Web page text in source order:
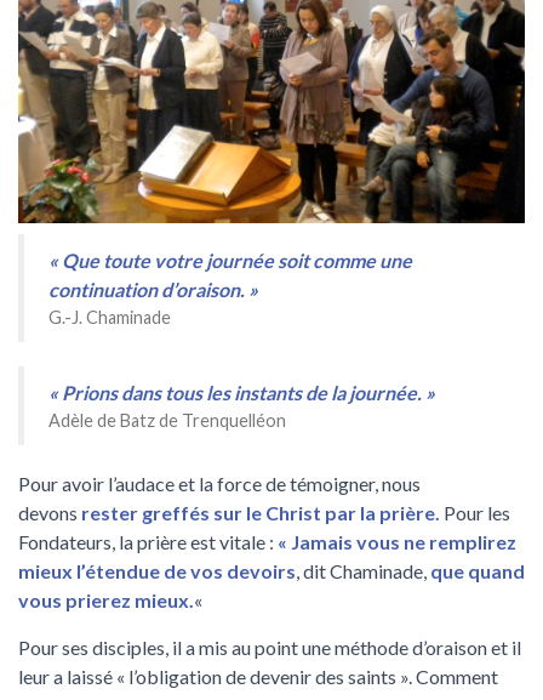
« Que toute votre journée soit comme une
continuation d’oraison. »
G.-J. Chaminade
« Prions dans tous les instants de la journée. »
Adèle de Batz de Trenquelléon
Pour avoir l’audace et la force de témoigner, nous
devons rester greffés sur le Christ par la prière. Pour les
Fondateurs, la prière est vitale : « Jamais vous ne remplirez
mieux l’étendue de vos devoirs, dit Chaminade, que quand
vous prierez mieux.«
Pour ses disciples, il a mis au point une méthode d’oraison et il
leur a laissé « l’obligation de devenir des saints ». Comment